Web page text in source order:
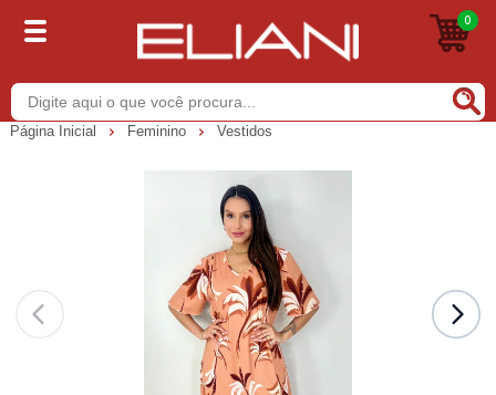
0
Página Inicial Feminino Vestidos